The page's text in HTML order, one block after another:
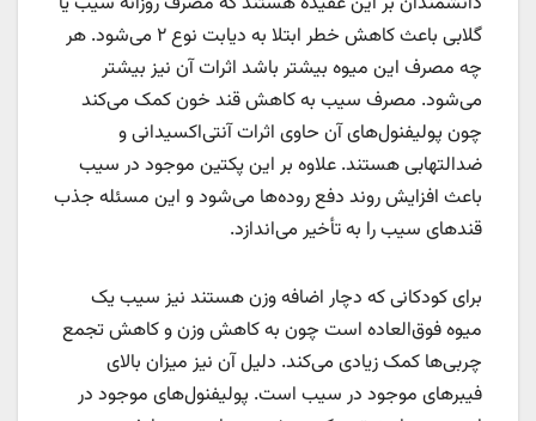
گلابی باعث کاهش خطر ابتلا به دیابت نوع ۲ می‌شود. هر
چه مصرف این میوه بیشتر باشد اثرات آن نیز بیشتر
می‌شود. مصرف سیب به کاهش قند خون کمک می‌کند
چون پولیفنول‌های آن حاوی اثرات آنتی‌اکسیدانی و
ضدالتهابی هستند. علاوه بر این پکتین موجود در سیب
باعث افزایش روند دفع روده‌ها می‌شود و این مسئله جذب
قندهای سیب را به تأخیر می‌اندازد.
برای کودکانی که دچار اضافه وزن هستند نیز سیب یک
میوه فوق‌العاده است چون به کاهش وزن و کاهش تجمع
چربی‌ها کمک زیادی می‌کند. دلیل آن نیز میزان بالای
فیبرهای موجود در سیب است. پولیفنول‌های موجود در